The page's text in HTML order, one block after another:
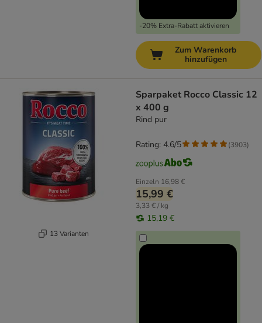
-20% Extra-Rabatt aktivieren
Zum Warenkorb
hinzufügen
13 Varianten
Sparpaket Rocco Classic 12
x 400 g
Rind pur
Einzeln 16,98 €
15,99 €
3,33 € / kg
15,19 €
Rating: 4.6/5 (3903)